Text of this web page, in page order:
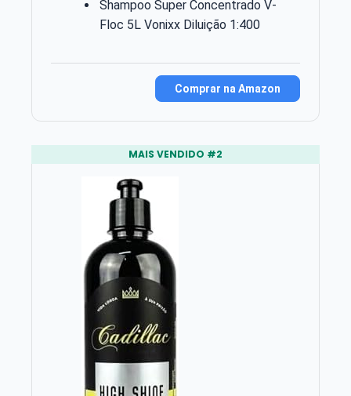
Shampoo Super Concentrado V-
Floc 5L Vonixx Diluição 1:400
Comprar na Amazon
MAIS VENDIDO #2